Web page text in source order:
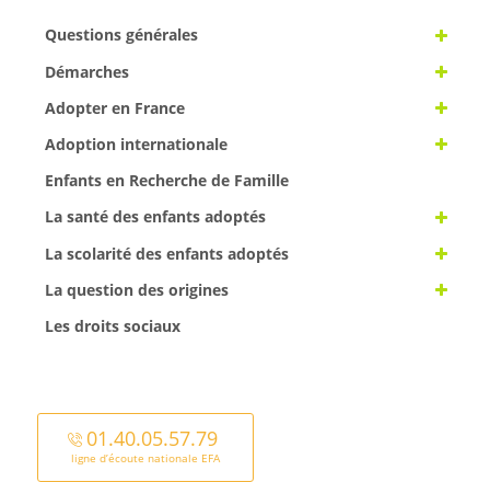
Questions générales
Démarches
Adopter en France
Adoption internationale
Enfants en Recherche de Famille
La santé des enfants adoptés
La scolarité des enfants adoptés
La question des origines
Les droits sociaux
01.40.05.57.79
ligne d’écoute nationale EFA